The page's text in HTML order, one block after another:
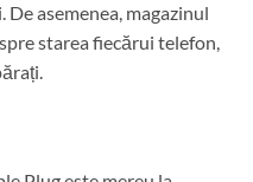
asemenea, magazinul
starea fiecărui telefon,